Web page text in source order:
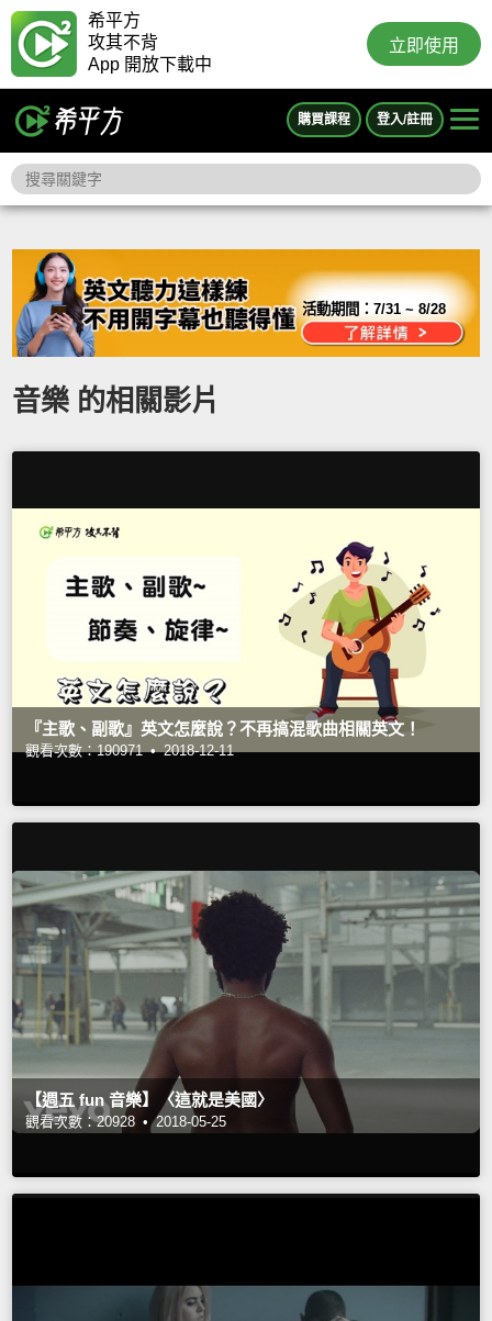
希平方
攻其不背
App 開放下載中
立即使用
購買課程 登入/註冊
活動期間：7/31 ~ 8/28
音樂 的相關影片
『主歌、副歌』英文怎麼說？不再搞混歌曲相關英文！
觀看次數：190971 • 2018-12-11
【週五 fun 音樂】〈這就是美國〉
觀看次數：20928 • 2018-05-25